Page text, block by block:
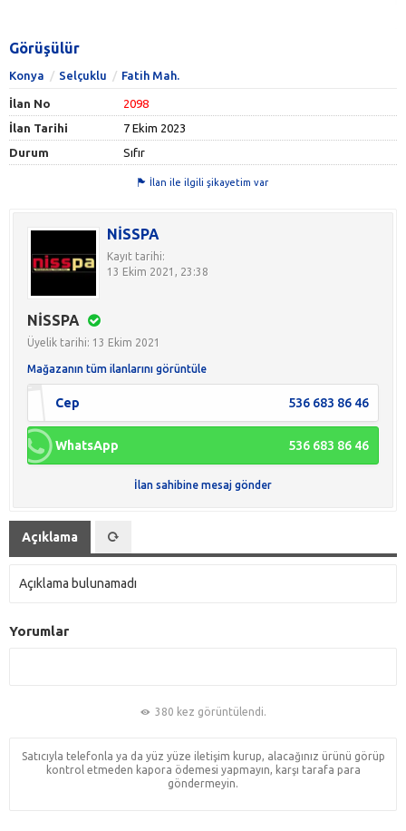
Görüşülür
Konya Selçuklu Fatih Mah.
İlan No
2098
İlan Tarihi
7 Ekim 2023
Durum
Sıfır
İlan ile ilgili şikayetim var
NİSSPA
Kayıt tarihi:
13 Ekim 2021, 23:38
NİSSPA
Üyelik tarihi: 13 Ekim 2021
Mağazanın tüm ilanlarını görüntüle
Cep 536 683 86 46
WhatsApp 536 683 86 46
İlan sahibine mesaj gönder
Açıklama
Açıklama bulunamadı
Yorumlar
380 kez görüntülendi.
Satıcıyla telefonla ya da yüz yüze iletişim kurup, alacağınız ürünü görüp
kontrol etmeden kapora ödemesi yapmayın, karşı tarafa para
göndermeyin.